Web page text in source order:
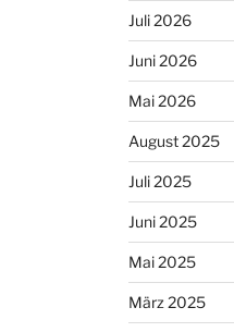
Juli 2026
Juni 2026
Mai 2026
August 2025
Juli 2025
Juni 2025
Mai 2025
März 2025